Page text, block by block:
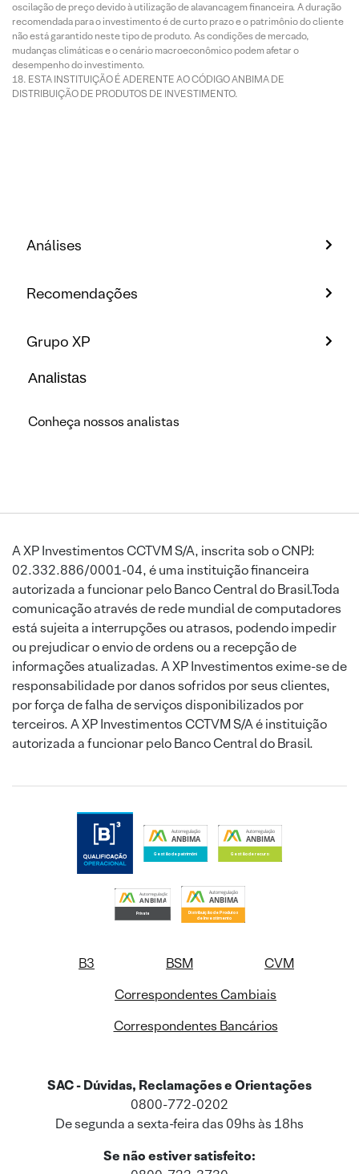
oscilação de preço devido à utilização de alavancagem financeira. A duração
recomendada para o investimento é de curto prazo e o patrimônio do cliente
não está garantido neste tipo de produto. As condições de mercado,
mudanças climáticas e o cenário macroeconômico podem afetar o
desempenho do investimento.
ESTA INSTITUIÇÃO É ADERENTE AO CÓDIGO ANBIMA DE
DISTRIBUIÇÃO DE PRODUTOS DE INVESTIMENTO.
Análises
Recomendações
Grupo XP
Analistas
Conheça nossos analistas
A XP Investimentos CCTVM S/A, inscrita sob o CNPJ:
02.332.886/0001-04, é uma instituição financeira
autorizada a funcionar pelo Banco Central do Brasil.Toda
comunicação através de rede mundial de computadores
está sujeita a interrupções ou atrasos, podendo impedir
ou prejudicar o envio de ordens ou a recepção de
informações atualizadas. A XP Investimentos exime-se de
responsabilidade por danos sofridos por seus clientes,
por força de falha de serviços disponibilizados por
terceiros. A XP Investimentos CCTVM S/A é instituição
autorizada a funcionar pelo Banco Central do Brasil.
B3 BSM
CVM
Correspondentes Cambiais
Correspondentes Bancários
SAC - Dúvidas, Reclamações e Orientações
0800-772-0202
De segunda a sexta-feira das 09hs às 18hs
Se não estiver satisfeito: